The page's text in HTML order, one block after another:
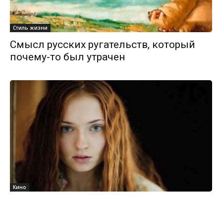
Стиль жизни
Смысл русских ругательств, который
почему-то был утрачен
Кино